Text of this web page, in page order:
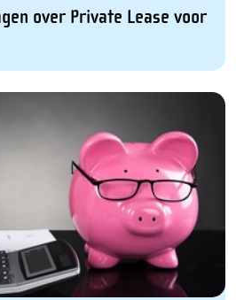
over Private Lease voor